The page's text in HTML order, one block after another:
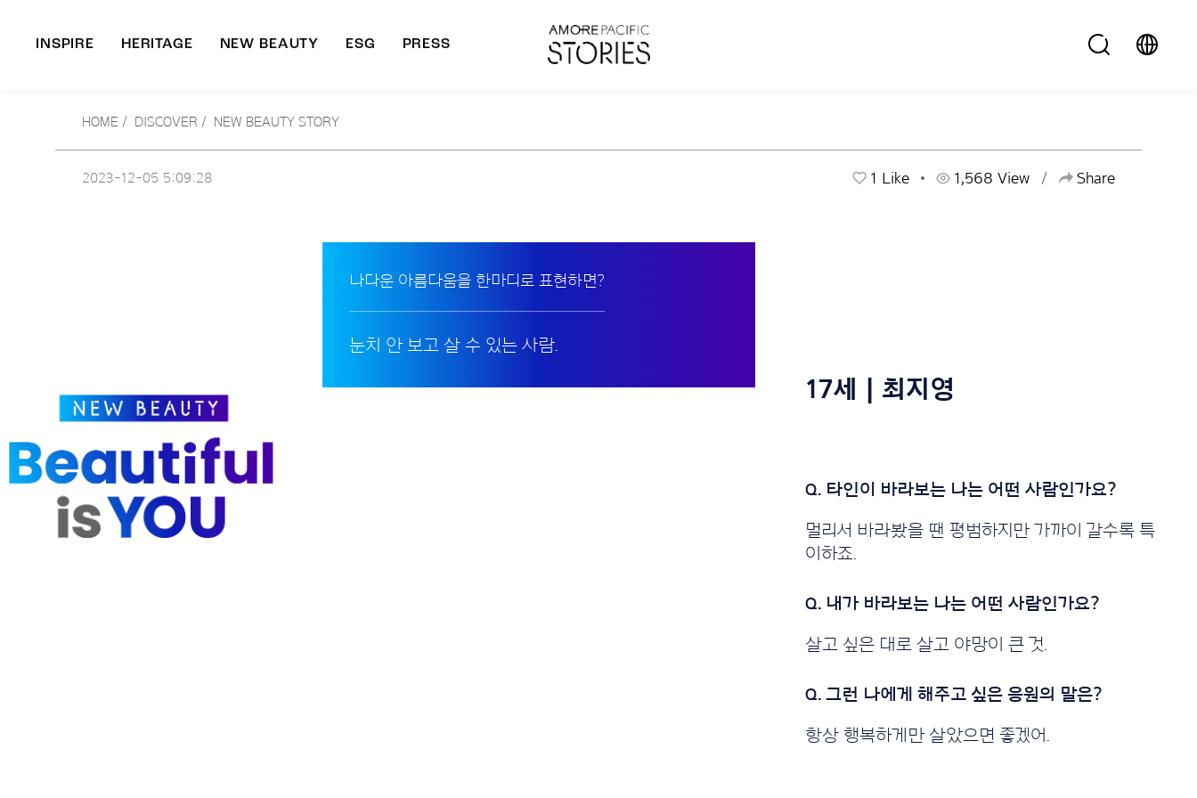
INSPIRE HERITAGE NEW BEAUTY ESG PRESS
HOME / DISCOVER / NEW BEAUTY STORY
2023-12-05 5:09:28 1 Like 1,568 View Share
나다운 아름다움을 한마디로 표현하면?
눈치 안 보고 살 수 있는 사람.
17세 | 최지영
멀리서 바라봤을 땐 평범하지만 가까이 갈수록 특
이하죠.
살고 싶은 대로 살고 야망이 큰 것.
항상 행복하게만 살았으면 좋겠어.